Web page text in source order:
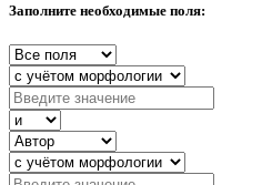
Заполните необходимые поля: